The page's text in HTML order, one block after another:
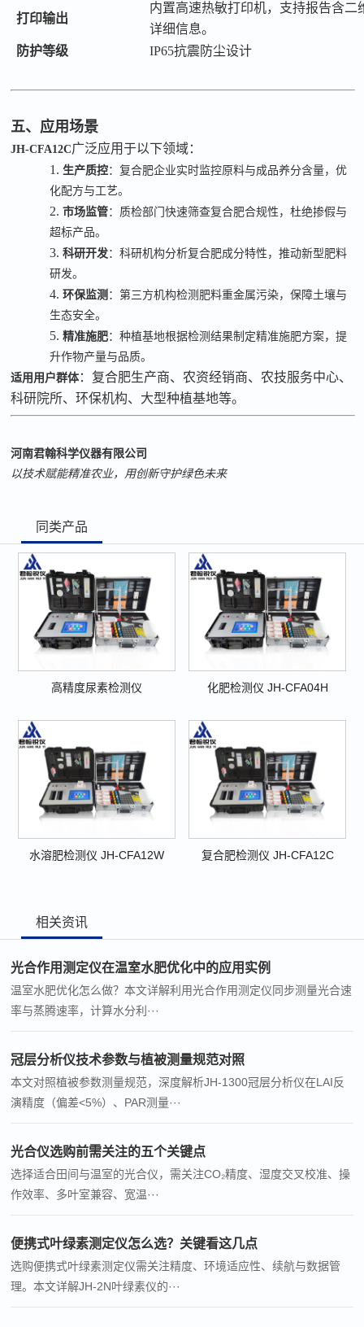
打印输出
内置高速热敏打印机，支持报告含二
详细信息。
防护等级
IP65抗震防尘设计
五、应用场景
JH-CFA12C广泛应用于以下领域：
1.生产质控：复合肥企业实时监控原料与成品养分含量，优
化配方与工艺。
2.市场监管：质检部门快速筛查复合肥合规性，杜绝掺假与
超标产品。
3.科研开发：科研机构分析复合肥成分特性，推动新型肥料
研发。
4.环保监测 ：第三方机构检测肥料重金属污染，保障土壤与
生态安全。
5.精准施肥：种植基地根据检测结果制定精准施肥方案，提
升作物产量与品质。
适用用户群体：复合肥生产商、农资经销商、农技服务中心、
科研院所、环保机构、大型种植基地等。
河南君翰科学仪器有限公司
以技术赋能精准农业，用创新守护绿色未来
同类产品
高精度尿素检测仪 化肥检测仪 JH-CFA04H
水溶肥检测仪 JH-CFA12W 复合肥检测仪 JH-CFA12C
相关资讯
光合作用测定仪在温室水肥优化中的应用实例
温室水肥优化怎么做？本文详解利用光合作用测定仪同步测量光合速
率与蒸腾速率，计算水分利···
冠层分析仪技术参数与植被测量规范对照
本文对照植被参数测量规范，深度解析JH-1300冠层分析仪在LAI反
演精度（偏差<5%）、PAR测量···
光合仪选购前需关注的五个关键点
选择适合田间与温室的光合仪，需关注CO₂精度、湿度交叉校准、操
作效率、多叶室兼容、宽温···
便携式叶绿素测定仪怎么选？关键看这几点
选购便携式叶绿素测定仪需关注精度、环境适应性、续航与数据管
理。本文详解JH-2N叶绿素仪的···